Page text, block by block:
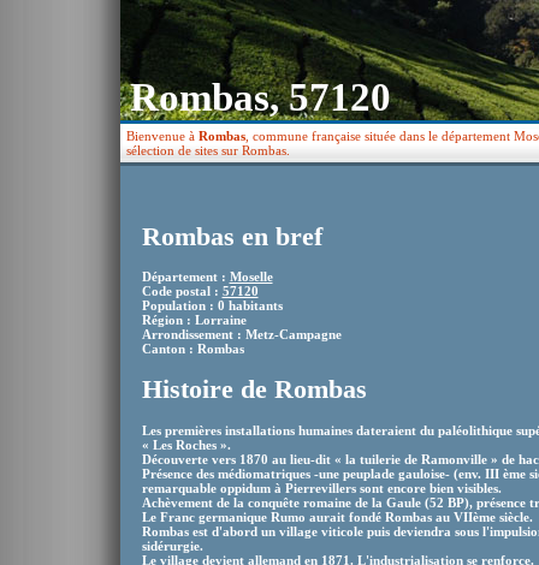
Rombas, 57120
Bienvenue à Rombas , commune française située dans le département
sélection de sites sur Rombas.
Rombas en bref
Département : Moselle
Code postal : 57120
Population : 0 habitants
Région : Lorraine
Arrondissement : Metz-Campagne
Canton : Rombas
Histoire de Rombas
Les premières installations humaines dateraient du paléolithique
« Les Roches ».
Découverte vers 1870 au lieu-dit « la tuilerie de Ramonville » de
Présence des médiomatriques -une peuplade gauloise- (env. III ème
remarquable oppidum à Pierrevillers sont encore bien visibles.
Achèvement de la conquête romaine de la Gaule (52 BP), présence
Le Franc germanique Rumo aurait fondé Rombas au VIIème siècle.
Rombas est d'abord un village viticole puis deviendra sous
sidérurgie.
Le village devient allemand en 1871. L'industrialisation se renforce.